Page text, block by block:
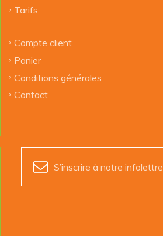
Tarifs
Compte client
Panier
Conditions générales
Contact
S’inscrire à notre infolettre